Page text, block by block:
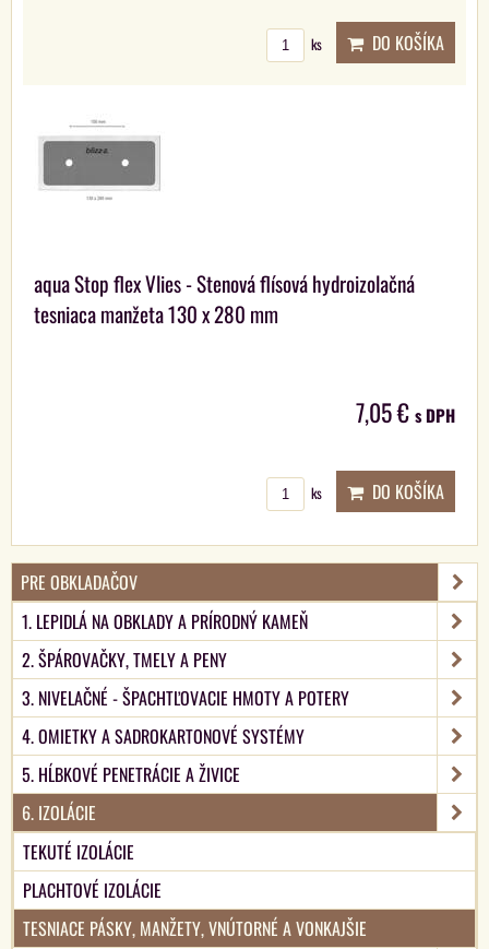
ks DO KOŠÍKA
aqua Stop flex Vlies - Stenová flísová hydroizolačná
tesniaca manžeta 130 x 280 mm
7,05 € s DPH
ks DO KOŠÍKA
PRE OBKLADAČOV
1. LEPIDLÁ NA OBKLADY A PRÍRODNÝ KAMEŇ
2. ŠPÁROVAČKY, TMELY A PENY
3. NIVELAČNÉ - ŠPACHTĽOVACIE HMOTY A POTERY
4. OMIETKY A SADROKARTONOVÉ SYSTÉMY
5. HĹBKOVÉ PENETRÁCIE A ŽIVICE
6. IZOLÁCIE
TEKUTÉ IZOLÁCIE
PLACHTOVÉ IZOLÁCIE
TESNIACE PÁSKY, MANŽETY, VNÚTORNÉ A VONKAJŠIE